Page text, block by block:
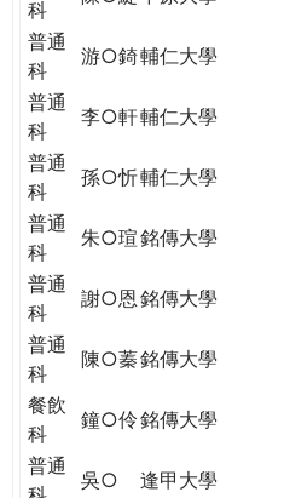
科
普通
科
游○錡輔仁大學
普通
科
李○軒輔仁大學
普通
科
孫○忻輔仁大學
普通
科
朱○瑄銘傳大學
普通
科
謝○恩 銘傳大學
普通
科
陳○蓁銘傳大學
餐飲
科
鐘○伶銘傳大學
普通
吳○ 逢甲大學